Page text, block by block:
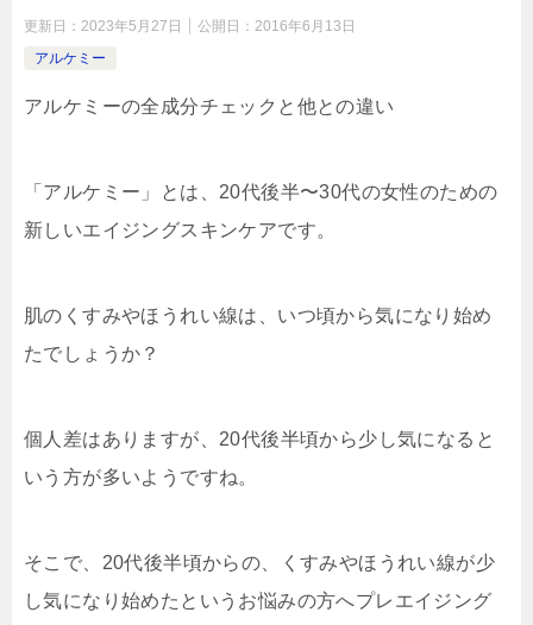
更新日： 2023年5月27日 公開日： 2016年6月13日
アルケミー
アルケミーの全成分チェックと他との違い
「アルケミー」とは、20代後半〜30代の女性のための
新しいエイジングスキンケアです。
肌のくすみやほうれい線は、いつ頃から気になり始め
たでしょうか？
個人差はありますが、20代後半頃から少し気になると
いう方が多いようですね。
そこで、20代後半頃からの、くすみやほうれい線が少
し気になり始めたというお悩みの方へプレエイジング